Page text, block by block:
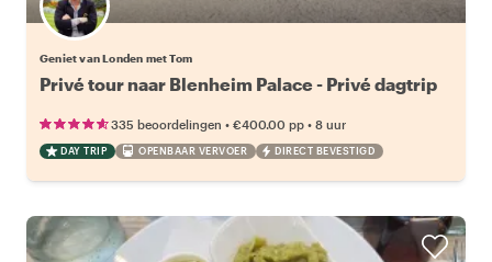
Geniet van Londen met Tom
Privé tour naar Blenheim Palace - Privé dagtrip
335 beoordelingen • €400.00 pp • 8 uur
DAY TRIP OPENBAAR VERVOER DIRECT BEVESTIGD